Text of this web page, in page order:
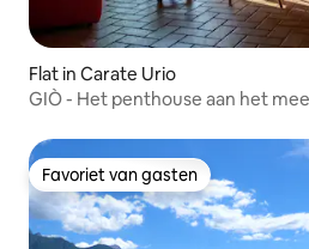
Flat in Carate Urio
GIÒ - Het penthouse aan het
Favoriet van gasten
Favoriet van gasten